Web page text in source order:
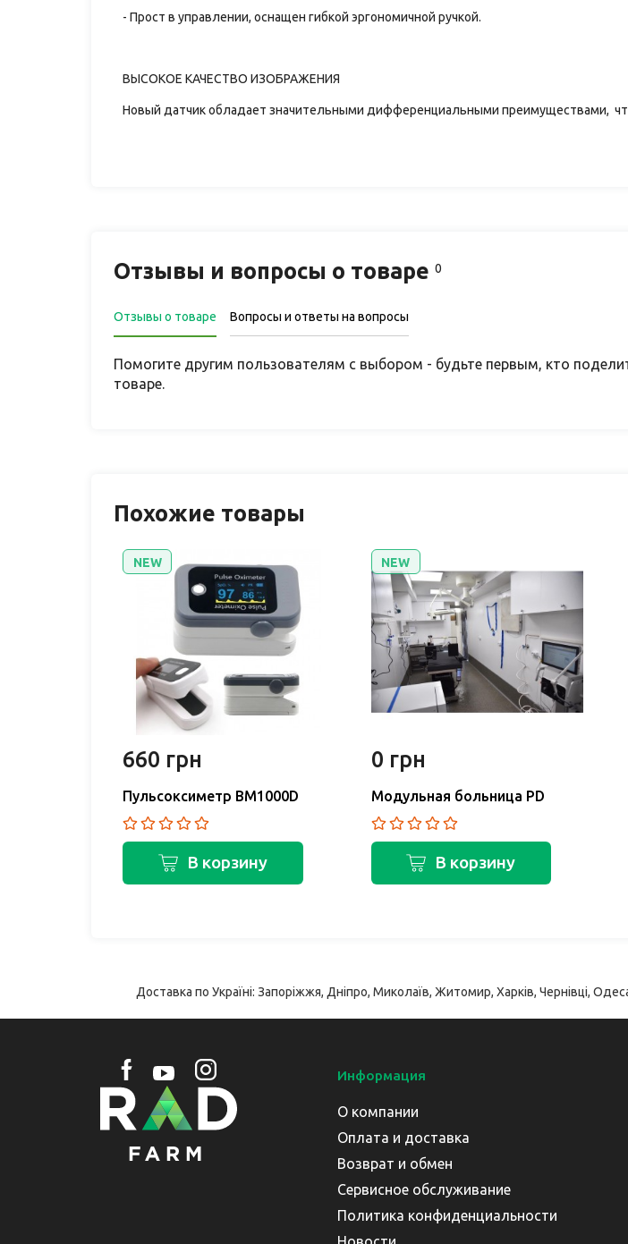
- Прост в управлении, оснащен гибкой эргономичной ручкой.
ВЫСОКОЕ КАЧЕСТВО ИЗОБРАЖЕНИЯ
Новый датчик обладает значительными дифференциальными преимуществами,
Отзывы и вопросы о товаре 0
Отзывы о товаре Вопросы и ответы на вопросы
Помогите другим пользователям с выбором - будьте первым, кто
товаре.
Похожие товары
NEW
660 грн
Пульсоксиметр BM1000D
В корзину
NEW
0 грн
Модульная больница PD
В корзину
Доставка по Україні: Запоріжжя, Дніпро, Миколаїв, Житомир, Харків, Чернівці,
Информация
О компании
Оплата и доставка
Возврат и обмен
Сервисное обслуживание
Политика конфиденциальности